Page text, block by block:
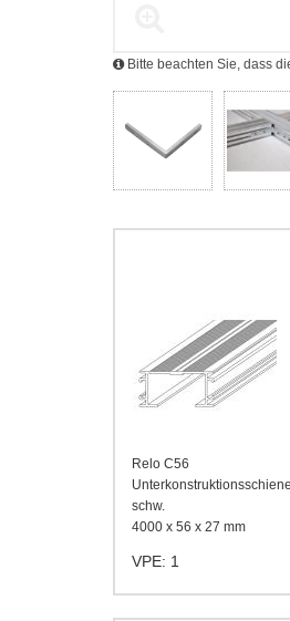
Bitte beachten Sie, dass
Relo C56
Unterkonstruktionsschiene
schw.
4000 x 56 x 27 mm
VPE: 1